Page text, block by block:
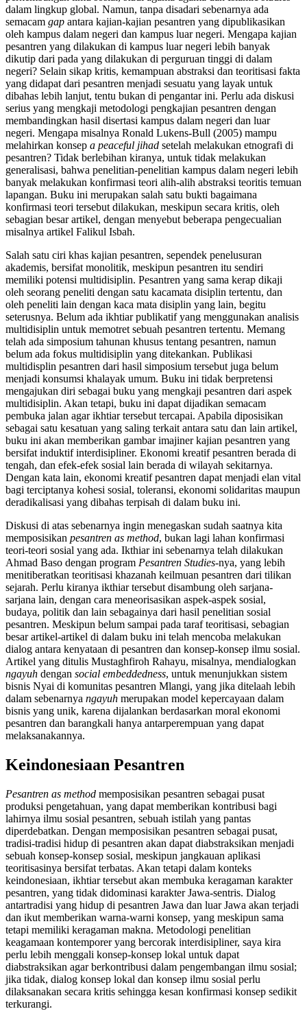
dalam lingkup global. Namun, tanpa disadari sebenarnya ada
semacam gap antara kajian-kajian pesantren yang dipublikasikan
oleh kampus dalam negeri dan kampus luar negeri. Mengapa kajian
pesantren yang dilakukan di kampus luar negeri lebih banyak
dikutip dari pada yang dilakukan di perguruan tinggi di dalam
negeri? Selain sikap kritis, kemampuan abstraksi dan teoritisasi fakta
yang didapat dari pesantren menjadi sesuatu yang layak untuk
dibahas lebih lanjut, tentu bukan di pengantar ini. Perlu ada diskusi
serius yang mengkaji metodologi pengkajian pesantren dengan
membandingkan hasil disertasi kampus dalam negeri dan luar
negeri. Mengapa misalnya Ronald Lukens-Bull (2005) mampu
melahirkan konsep a peaceful jihad setelah melakukan etnografi di
pesantren? Tidak berlebihan kiranya, untuk tidak melakukan
generalisasi, bahwa penelitian-penelitian kampus dalam negeri lebih
banyak melakukan konfirmasi teori alih-alih abstraksi teoritis temuan
lapangan. Buku ini merupakan salah satu bukti bagaimana
konfirmasi teori tersebut dilakukan, meskipun secara kritis, oleh
sebagian besar artikel, dengan menyebut beberapa pengecualian
misalnya artikel Falikul Isbah.
Salah satu ciri khas kajian pesantren, sependek penelusuran
akademis, bersifat monolitik, meskipun pesantren itu sendiri
memiliki potensi multidisiplin. Pesantren yang sama kerap dikaji
oleh seorang peneliti dengan satu kacamata disiplin tertentu, dan
oleh peneliti lain dengan kaca mata disiplin yang lain, begitu
seterusnya. Belum ada ikhtiar publikatif yang menggunakan analisis
multidisiplin untuk memotret sebuah pesantren tertentu. Memang
telah ada simposium tahunan khusus tentang pesantren, namun
belum ada fokus multidisiplin yang ditekankan. Publikasi
multidisplin pesantren dari hasil simposium tersebut juga belum
menjadi konsumsi khalayak umum. Buku ini tidak berpretensi
mengajukan diri sebagai buku yang mengkaji pesantren dari aspek
multidisiplin. Akan tetapi, buku ini dapat dijadikan semacam
pembuka jalan agar ikhtiar tersebut tercapai. Apabila diposisikan
sebagai satu kesatuan yang saling terkait antara satu dan lain artikel,
buku ini akan memberikan gambar imajiner kajian pesantren yang
bersifat induktif interdisipliner. Ekonomi kreatif pesantren berada di
tengah, dan efek-efek sosial lain berada di wilayah sekitarnya.
Dengan kata lain, ekonomi kreatif pesantren dapat menjadi elan vital
bagi terciptanya kohesi sosial, toleransi, ekonomi solidaritas maupun
deradikalisasi yang dibahas terpisah di dalam buku ini.
Diskusi di atas sebenarnya ingin menegaskan sudah saatnya kita
memposisikan pesantren as method, bukan lagi lahan konfirmasi
teori-teori sosial yang ada. Ikthiar ini sebenarnya telah dilakukan
Ahmad Baso dengan program Pesantren Studies-nya, yang lebih
menitiberatkan teoritisasi khazanah keilmuan pesantren dari tilikan
sejarah. Perlu kiranya ikthiar tersebut disambung oleh sarjana-
sarjana lain, dengan cara meneorisasikan aspek-aspek sosial,
budaya, politik dan lain sebagainya dari hasil penelitian sosial
pesantren. Meskipun belum sampai pada taraf teoritisasi, sebagian
besar artikel-artikel di dalam buku ini telah mencoba melakukan
dialog antara kenyataan di pesantren dan konsep-konsep ilmu sosial.
Artikel yang ditulis Mustaghfiroh Rahayu, misalnya, mendialogkan
ngayuh dengan social embeddedness, untuk menunjukkan sistem
bisnis Nyai di komunitas pesantren Mlangi, yang jika ditelaah lebih
dalam sebenarnya ngayuh merupakan model kepercayaan dalam
bisnis yang unik, karena dijalankan berdasarkan moral ekonomi
pesantren dan barangkali hanya antarperempuan yang dapat
melaksanakannya.
Keindonesiaan Pesantren
Pesantren as method memposisikan pesantren sebagai pusat
produksi pengetahuan, yang dapat memberikan kontribusi bagi
lahirnya ilmu sosial pesantren, sebuah istilah yang pantas
diperdebatkan. Dengan memposisikan pesantren sebagai pusat,
tradisi-tradisi hidup di pesantren akan dapat diabstraksikan menjadi
sebuah konsep-konsep sosial, meskipun jangkauan aplikasi
teoritisasinya bersifat terbatas. Akan tetapi dalam konteks
keindonesiaan, ikhtiar tersebut akan membuka keragaman karakter
pesantren, yang tidak didominasi karakter Jawa-sentris. Dialog
antartradisi yang hidup di pesantren Jawa dan luar Jawa akan terjadi
dan ikut memberikan warna-warni konsep, yang meskipun sama
tetapi memiliki keragaman makna. Metodologi penelitian
keagamaan kontemporer yang bercorak interdisipliner, saya kira
perlu lebih menggali konsep-konsep lokal untuk dapat
diabstraksikan agar berkontribusi dalam pengembangan ilmu sosial;
jika tidak, dialog konsep lokal dan konsep ilmu sosial perlu
dilaksanakan secara kritis sehingga kesan konfirmasi konsep sedikit
terkurangi.